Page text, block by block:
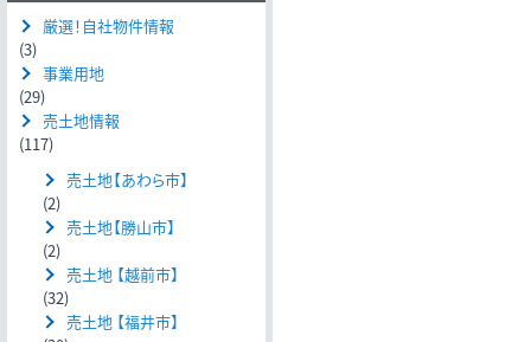
厳選！自社物件情報
(3)
事業用地
(29)
売土地情報
(117)
売土地【あわら市】
(2)
売土地【勝山市】
(2)
売土地 【越前市】
(32)
売土地 【福井市】